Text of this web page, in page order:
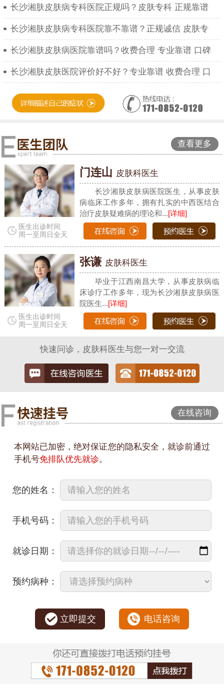
长沙湘肤皮肤病专科医院正规吗？皮肤专科 正规靠谱
长沙湘肤皮肤病专科医院靠不靠谱？正规诚信 皮肤专
长沙湘肤皮肤病医院靠谱吗？收费合理 专业靠谱 口碑
长沙湘肤皮肤医院评价好不好？专业靠谱 收费合理 口
查看更多
医生出诊时间
周一至周日全天
门连山 皮肤科医生
长沙湘肤皮肤病医院医生，从事皮肤
病临床工作多年，拥有扎实的中西医结合
治疗皮肤疑难病的理论和...[详细]
医生出诊时间
周一至周日全天
张谦 皮肤科医生
毕业于江西南昌大学，从事皮肤病临
床诊疗工作多年，现为长沙湘肤皮肤病医
院医生...[详细]
快速问诊，皮肤科医生与您一对一交流
在线咨询
本网站已加密，绝对保证您的隐私安全，就诊前通过
手机号免排队优先就诊。
您的姓名：
手机号码：
就诊日期：
预约病种：
立即提交 电话咨询